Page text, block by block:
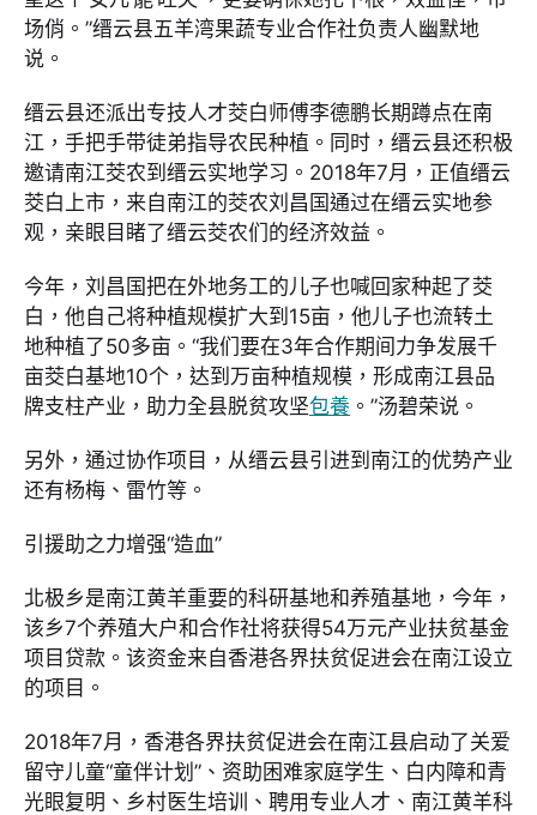
场俏。”缙云县五羊湾果蔬专业合作社负责人幽默地
说。
缙云县还派出专技人才茭白师傅李德鹏长期蹲点在南
江，手把手带徒弟指导农民种植。同时，缙云县还积极
邀请南江茭农到缙云实地学习。2018年7月，正值缙云
茭白上市，来自南江的茭农刘昌国通过在缙云实地参
观，亲眼目睹了缙云茭农们的经济效益。
今年，刘昌国把在外地务工的儿子也喊回家种起了茭
白，他自己将种植规模扩大到15亩，他儿子也流转土
地种植了50多亩。“我们要在3年合作期间力争发展千
亩茭白基地10个，达到万亩种植规模，形成南江县品
牌支柱产业，助力全县脱贫攻坚包養 。”汤碧荣说。
另外，通过协作项目，从缙云县引进到南江的优势产业
还有杨梅、雷竹等。
引援助之力增强“造血”
北极乡是南江黄羊重要的科研基地和养殖基地，今年，
该乡7个养殖大户和合作社将获得54万元产业扶贫基金
项目贷款。该资金来自香港各界扶贫促进会在南江设立
的项目。
2018年7月，香港各界扶贫促进会在南江县启动了关爱
留守儿童“童伴计划”、资助困难家庭学生、白内障和青
光眼复明、乡村医生培训、聘用专业人才、南江黄羊科